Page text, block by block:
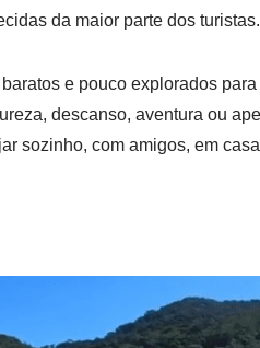
da maior parte dos turistas.
e pouco explorados
descanso, aventura ou
sozinho, com amigos, em